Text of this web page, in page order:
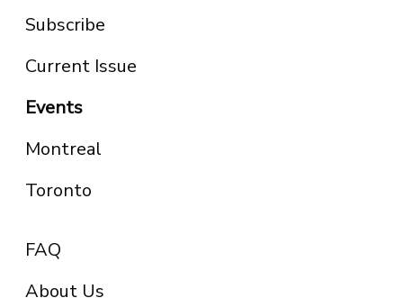
Subscribe
Current Issue
Events
Montreal
Toronto
FAQ
About Us